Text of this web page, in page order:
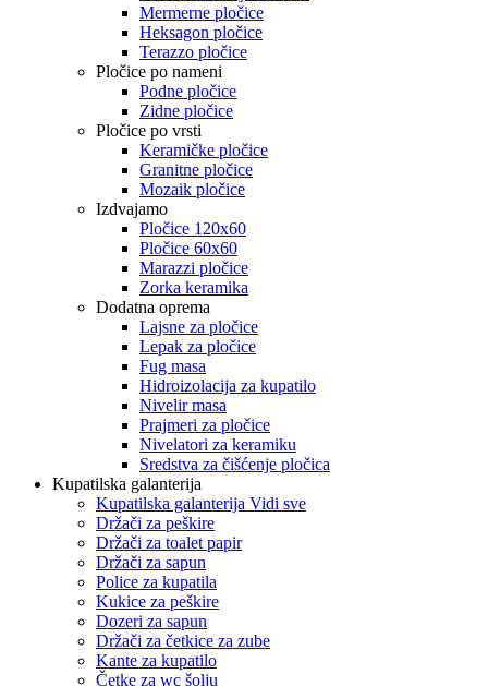
Mermerne pločice
Heksagon pločice
Terazzo pločice
Pločice po nameni
Podne pločice
Zidne pločice
Pločice po vrsti
Keramičke pločice
Granitne pločice
Mozaik pločice
Izdvajamo
Pločice 120x60
Pločice 60x60
Marazzi pločice
Zorka keramika
Dodatna oprema
Lajsne za pločice
Lepak za pločice
Fug masa
Hidroizolacija za kupatilo
Nivelir masa
Prajmeri za pločice
Nivelatori za keramiku
Sredstva za čišćenje pločica
Kupatilska galanterija
Kupatilska galanterija Vidi sve
Držači za peškire
Držači za toalet papir
Držači za sapun
Police za kupatila
Kukice za peškire
Dozeri za sapun
Držači za četkice za zube
Kante za kupatilo
Četke za wc šolju